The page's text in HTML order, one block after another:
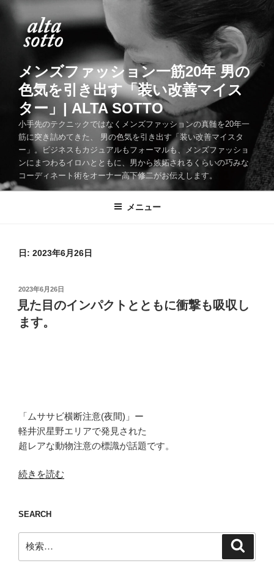
メンズファッション一筋20年 男の
色気を引き出す「装い改善マイス
ター」| ALTA SOTTO
小手先のテクニックではなくメンズファッションの真髄を20年一
筋に突き詰めてきた、 男の色気を引き出す「装い改善マイスタ
ー」。ビジネスもカジュアルもフォーマルも、メンズファッショ
ンにまつわるイロハとともに、男から嫉妬されるくらいの巧みな
コーディネート術をオーナー高下修二がお伝えします。
メニュー
日: 2023年6月26日
投
稿
日:
2023年6月26日
見た目のインパクトとともに衝撃も吸収し
ます。
「ムササビ横断注意(夜間)」ー
軽井沢星野エリアで発見された
超レアな動物注意の標識が話題です。
“見
の
イ
ン
パ
続きを読む
SEARCH
索: